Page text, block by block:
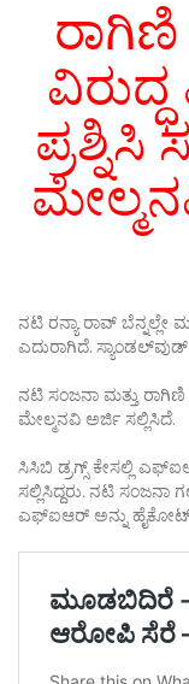
ಪ್ರಶ್ನಿಸಿ
ನಟಿ ರನ್ಯಾ ರಾವ್ ಬೆನ್ನಲ್ಲೇ
ಎದುರಾಗಿದೆ.
ನಟಿ ಸಂಜನಾ ಮತ್ತು
ಮೇಲ್ಮನವಿ ಅರ್ಜಿ ಸಲ್ಲಿಸಿದೆ.
ಸಿಸಿಬಿ ಡ್ರಗ್ಸ್ ಕೇಸಲ್ಲಿ
ಸಲ್ಲಿಸಿದ್ದರು. ನಟಿ ಸಂಜನಾ
ಎಫ್‌ಐಆರ್ ಅನ್ನು ಹೈಕೋರ್ಟ್